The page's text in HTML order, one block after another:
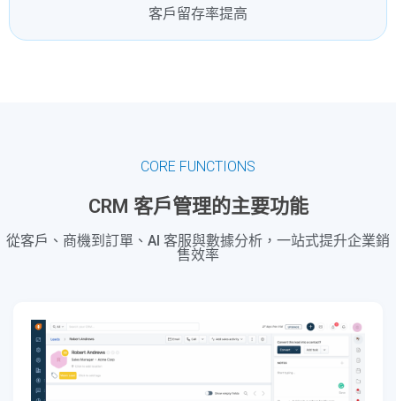
客戶留存率提高
CORE FUNCTIONS
CRM 客戶管理的主要功能
從客戶、商機到訂單、AI 客服與數據分析，一站式提升企業銷
售效率